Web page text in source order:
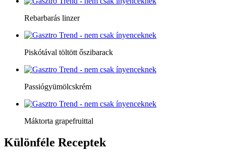
Rebarbarás linzer
Piskótával töltött őszibarack
Passiógyümölcskrém
Máktorta grapefruittal
Különféle Receptek